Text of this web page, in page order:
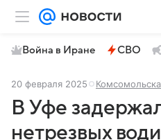
Война в Иране СВО
20 февраля 2025
В Уфе
нетрезвых